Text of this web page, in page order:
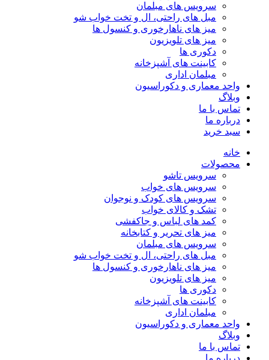
سرویس های مبلمان
مبل های راحتی، ال و تخت خواب شو
میز های ناهارخوری و کنسول ها
میز های تلویزیون
دکوری ها
کابینت های آشپزخانه
مبلمان اداری
واحد معماری و دکوراسیون
وبلاگ
تماس با ما
درباره ما
سبد خرید
خانه
محصولات
سرویس تاشو
سرویس های خواب
سرویس های کودک و نوجوان
تشک و کالای خواب
کمد های لباس و جاکفشی
میز های تحریر و کتابخانه
سرویس های مبلمان
مبل های راحتی، ال و تخت خواب شو
میز های ناهارخوری و کنسول ها
میز های تلویزیون
دکوری ها
کابینت های آشپزخانه
مبلمان اداری
واحد معماری و دکوراسیون
وبلاگ
تماس با ما
درباره ما